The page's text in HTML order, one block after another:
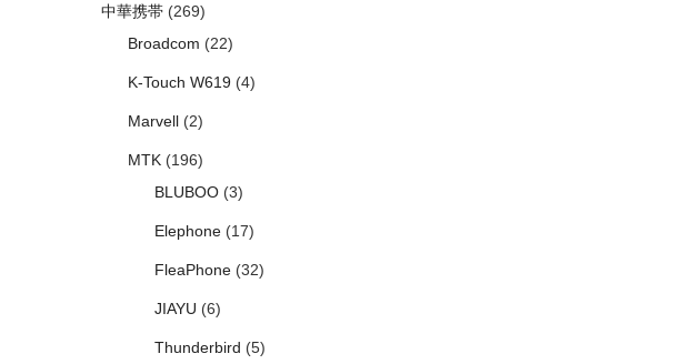
中華携帯(269)
Broadcom (22)
K-Touch W619(4)
Marvell(2)
MTK(196)
BLUBOO(3)
Elephone(17)
FleaPhone(32)
JIAYU (6)
Thunderbird (5)